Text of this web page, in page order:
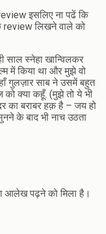
इसलिए ना पढें कि
review लिखने वाले को
साल स्नेहा खान्विलकर
में किया था और मुझे वो
गुलज़ार साब ने उसमें बहुत
को क्या कहूँ. (मुझे तो ये भी
का बराबर हक़ है – जय हो
के बाद भी नाच उठता
आलेख पढ़ने को मिला है।